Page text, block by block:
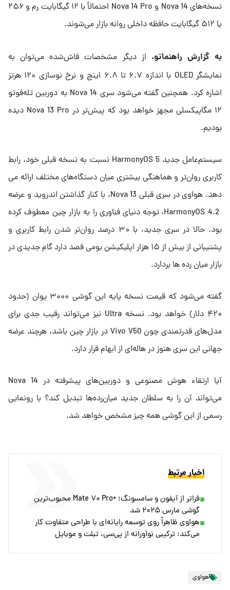
نسخه‌های Nova 14 و Nova 14 Pro احتمالاً با ۱۲ گیگابایت رم و ۲۵۶
یا ۵۱۲ گیگابایت حافظه داخلی روانه بازار می‌شوند.
به گزارش راهنماتو، از دیگر مشخصات فاش‌شده می‌توان به
نمایشگر OLED با اندازه ۶.۷ تا ۶.۸ اینچ و نرخ نوسازی ۱۲۰ هرتز
اشاره کرد. همچنین گفته می‌شود سری Nova 14 به دوربین تله‌فوتو
۱۲ مگاپیکسلی مجهز خواهد بود که پیش‌تر در Nova 13 Pro دیده
بودیم.
سیستم‌عامل جدید HarmonyOS 5 نسبت به نسخه قبلی خود، رابط
کاربری روان‌تر و هماهنگی بیشتری میان دستگاه‌های مختلف ارائه می
دهد. هواوی در سری قبلی Nova 13، با کنار گذاشتن اندروید و عرضه
HarmonyOS 4.2، توجه دنیای فناوری را به بازار چین معطوف کرده
بود. حالا در سری جدید، با ۳۰ درصد روان‌تر شدن رابط کاربری و
پشتیبانی از بیش از ۱۵ هزار اپلیکیشن بومی قصد دارد گام جدیدی در
بازار میان رده ها بردارد.
گفته می‌شود که قیمت نسخه پایه این گوشی ۳۰۰۰ یوان (حدود
۴۲۰ دلار) خواهد بود. نسخه Ultra نیز می‌تواند رقیب جدی برای
مدل‌های قدرتمندی چون Vivo V50 در بازار چین باشد، هرچند عرضه
جهانی این سری هنوز در هاله‌ای از ابهام قرار دارد.
آیا ارتقاء هوش مصنوعی و دوربین‌های پیشرفته در Nova 14
می‌تواند آن را به سلطان جدید میان‌رده‌ها تبدیل کند؟ با رونمایی
رسمی از این گوشی همه چیز مشخص خواهد شد.
اخبار مرتبط
فراتر از آیفون و سامسونگ؛ +Mate ۷۰ Pro محبوب‌ترین
گوشی مارس ۲۰۲۵ شد
هواوی ظاهراً روی توسعه رایانه‌ای با طراحی متفاوت کار
می‌کند: ترکیبی نوآورانه از پی‌سی، تبلت و موبایل
هواوی